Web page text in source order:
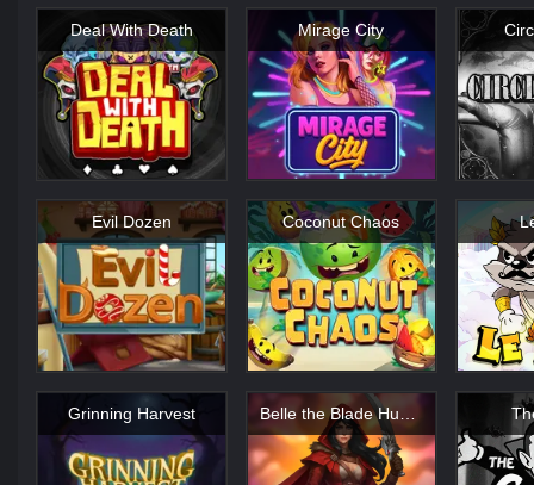
Deal With Death Mirage City
Evil Dozen Coconut Chaos
Grinning Harvest